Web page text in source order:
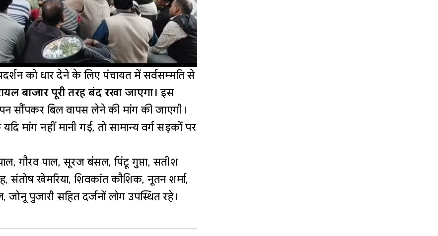
को धार देने के लिए पंचायत में सर्वसम्मति से
बाजार पूरी तरह बंद रखा जाएगा। इस
सौंपकर बिल वापस लेने की मांग की जाएगी।
मांग नहीं मानी गई, तो सामान्य वर्ग सड़कों पर
गौरव पाल, सूरज बंसल, पिंटू गुप्ता, सतीश
संतोष खेमरिया, शिवकांत कौशिक, नूतन शर्मा,
पुजारी सहित दर्जनों लोग उपस्थित रहे।